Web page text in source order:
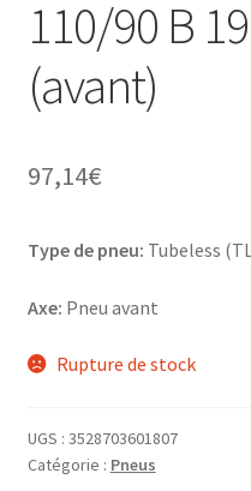
110/90 B
(avant)
97,14€
Type de pneu: Tubeless
Axe: Pneu avant
Rupture de stock
UGS : 3528703601807
Catégorie : Pneus